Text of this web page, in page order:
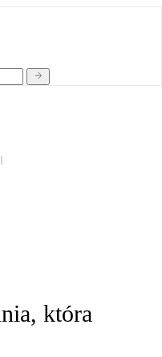
która